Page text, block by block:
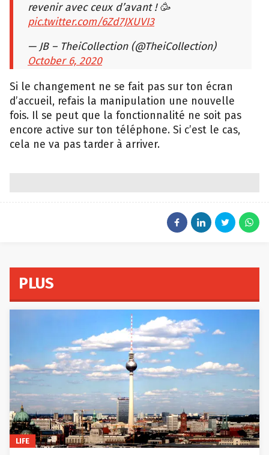
revenir avec ceux d’avant ! 🥳
pic.twitter.com/6Zd7JXUVI3
— JB – TheiCollection (@TheiCollection)
October 6, 2020
Si le changement ne se fait pas sur ton écran
d’accueil, refais la manipulation une nouvelle
fois. Il se peut que la fonctionnalité ne soit pas
encore active sur ton téléphone. Si c’est le cas,
cela ne va pas tarder à arriver.
PLUS
LIFE